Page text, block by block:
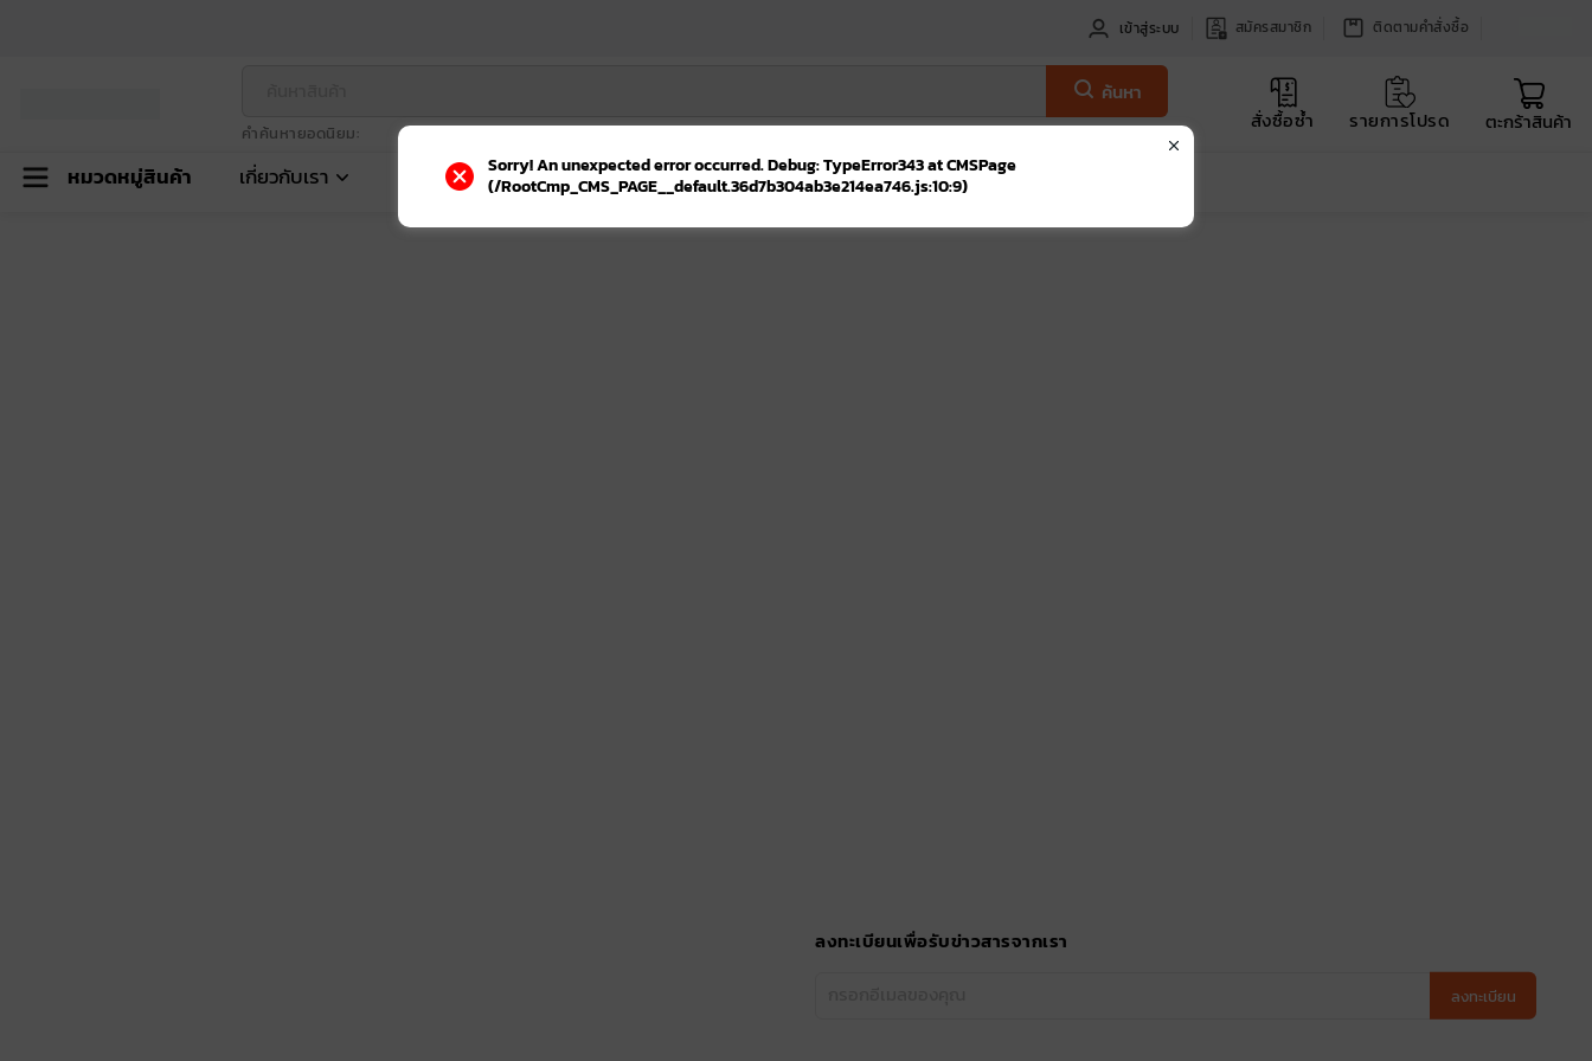
เข้าสู่ระบบ สมัครสมาชิก ติดตามคำสั่งซื้อ
ค้นหา
คำค้นหายอดนิยม สั่งซื้อซ้ำ รายการโปรด ตะกร้าสินค้า
หมวดหมู่สินค้า เกี่ยวกับเรา
ลงทะเบียนเพื่อรับข่าวสารจากเรา
ลงทะเบียน
Sorry! An unexpected error occurred. Debug: TypeError343 at CMSPage
(/RootCmp_CMS_PAGE__default.36d7b304ab3e214ea746.js:10:9)